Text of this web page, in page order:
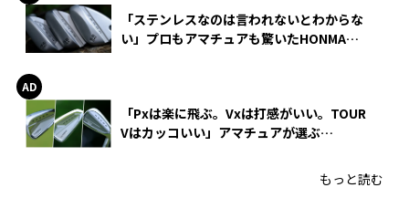
「ステンレスなのは言われないとわからな
い」プロもアマチュアも驚いたHONMA
「Pxは楽に飛ぶ。Vxは打感がいい。TOUR
Vはカッコいい」アマチュアが選ぶ
もっと読む